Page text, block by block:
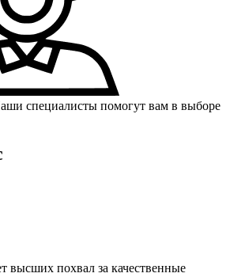
специалисты помогут вам в выборе
высших похвал за качественные